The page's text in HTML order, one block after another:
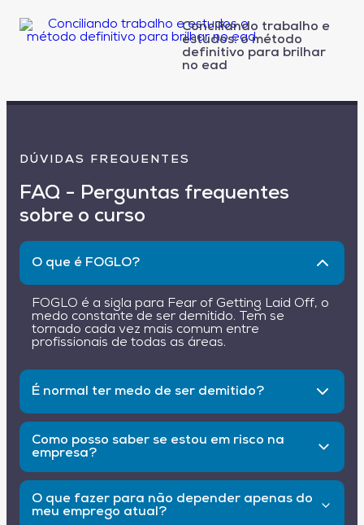
Conciliando trabalho e
estudos: o método
definitivo para brilhar
no ead
DÚVIDAS FREQUENTES
FAQ - Perguntas frequentes
sobre o curso
O que é FOGLO?
FOGLO é a sigla para Fear of Getting Laid Off, o
medo constante de ser demitido. Tem se
tornado cada vez mais comum entre
profissionais de todas as áreas.
É normal ter medo de ser demitido?
Sim. O mercado está em constante mudança, e
sentir insegurança é comum. O importante é
buscar formas saudáveis de lidar com isso.
Como posso saber se estou em risco na
empresa?
Busque feedbacks, avalie seu desempenho e
observe sinais como corte de pessoal,
mudanças na liderança ou falta de valorização.
O que fazer para não depender apenas do
meu emprego atual?